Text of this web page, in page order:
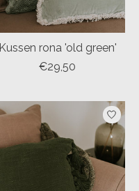
Kussen rona 'old green'
€29,50